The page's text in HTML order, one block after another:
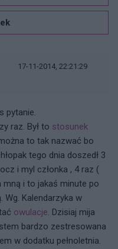
17-11-2014, 22:21:29
pytanie.
raz. Był to stosunek
to tak nazwać bo
tego dnia doszedł 3
i myl członka , 4 raz (
mną i to jakaś minute po
Wg. Kalendarzyka w
owulacje. Dzisiaj mija
bardzo zestresowana
w dodatku pełnoletnia.